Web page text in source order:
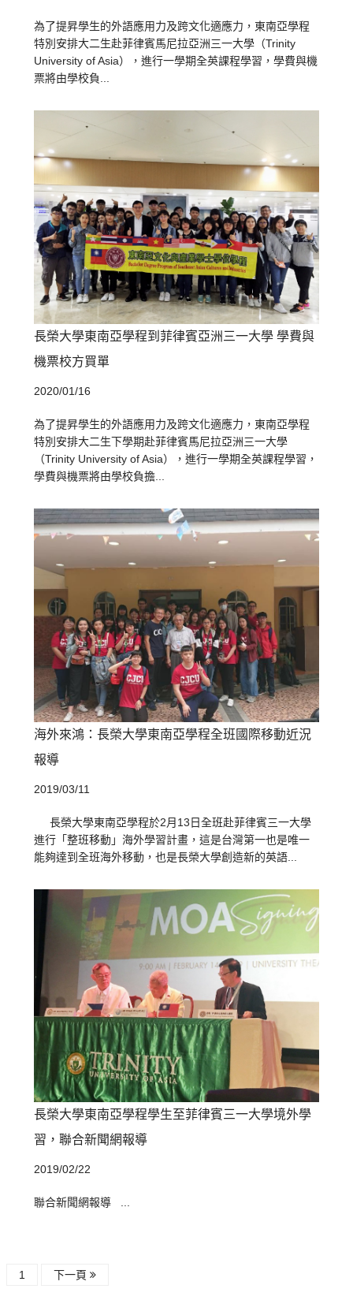
為了提昇學生的外語應用力及跨文化適應力，東南亞學程
特別安排大二生赴菲律賓馬尼拉亞洲三一大學（Trinity
University of Asia），進行一學期全英課程學習，學費與機
票將由學校負...
長榮大學東南亞學程到菲律賓亞洲三一大學 學費與
機票校方買單
2020/01/16
為了提昇學生的外語應用力及跨文化適應力，東南亞學程
特別安排大二生下學期赴菲律賓馬尼拉亞洲三一大學
（Trinity University of Asia），進行一學期全英課程學習，
學費與機票將由學校負擔...
海外來鴻：長榮大學東南亞學程全班國際移動近況
報導
2019/03/11
長榮大學東南亞學程於2月13日全班赴菲律賓三一大學
進行「整班移動」海外學習計畫，這是台灣第一也是唯一
能夠達到全班海外移動，也是長榮大學創造新的英語...
長榮大學東南亞學程學生至菲律賓三一大學境外學
習，聯合新聞網報導
2019/02/22
聯合新聞網報導 ...
1 下一頁